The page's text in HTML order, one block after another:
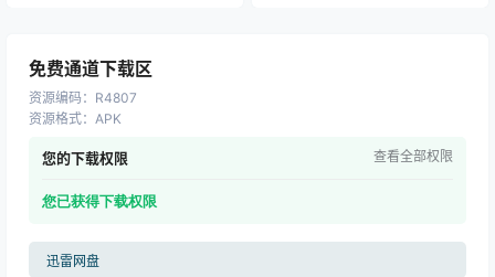
免费通道下载区
资源编码： R4807
资源格式： APK
您的下载权限 查看全部权限
您已获得下载权限
迅雷网盘